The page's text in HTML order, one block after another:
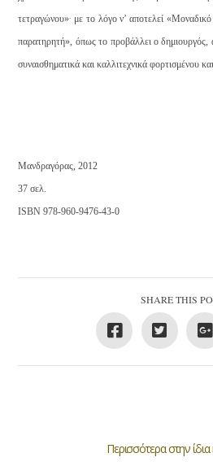
τετραγώνου» με το λόγο ν’ αποτελεί
παρατηρητή», όπως το προβάλλει ο δημιουργός,
συναισθηματικά και καλλιτεχνικά φορτισμένου
Μανδραγόρας, 2012
37 σελ.
ISBN 978-960-9476-43-0
SHARE THIS
Περισσότερα στην ίδια